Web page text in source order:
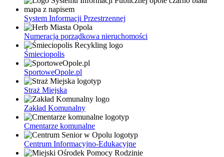
System Informacji Przestrzennej
Numeracja porządkowa nieruchomości
Śmieciopolis
SportoweOpole.pl
Straż Miejska
Zakład Komunalny
Cmentarze komunalne
Centrum Informacyjno-Edukacyjne